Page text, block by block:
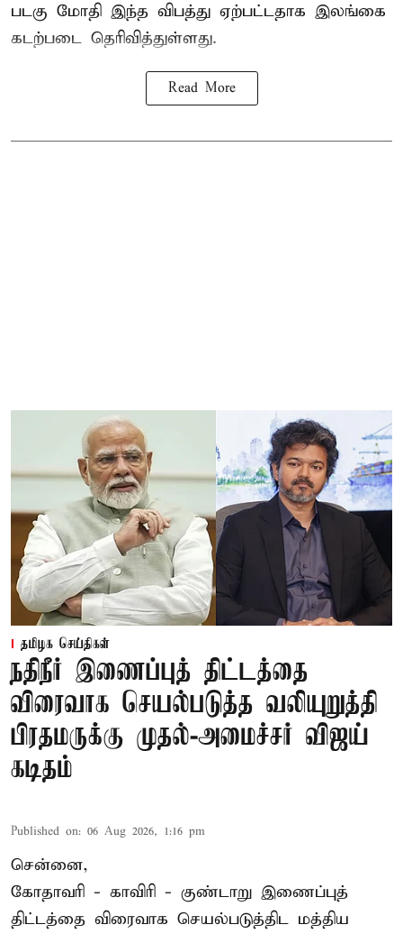
படகு மோதி இந்த விபத்து ஏற்பட்டதாக இலங்கை
கடற்படை தெரிவித்துள்ளது.
Read More
தமிழக செய்திகள்
நதிநீர் இணைப்புத் திட்டத்தை
விரைவாக செயல்படுத்த வலியுறுத்தி
பிரதமருக்கு முதல்-அமைச்சர் விஜய்
கடிதம்
Published on: 06 Aug 2026, 1:16 pm
சென்னை,
கோதாவரி - காவிரி - குண்டாறு இணைப்புத்
திட்டத்தை விரைவாக செயல்படுத்திட மத்திய